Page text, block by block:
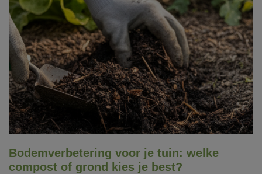
Bodemverbetering voor je tuin: welke
compost of grond kies je best?